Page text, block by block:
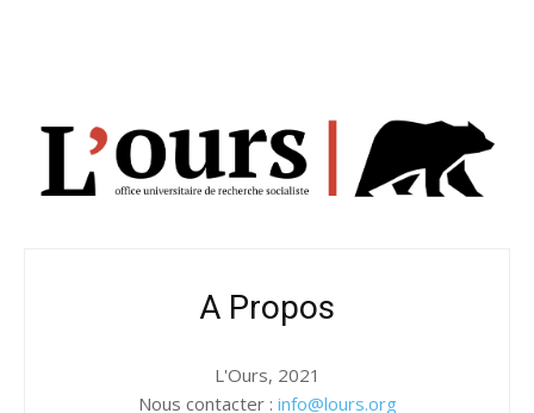
A Propos
L'Ours, 2021
Nous contacter : info@lours.org